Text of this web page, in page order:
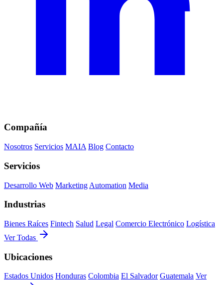
Compañía
Nosotros Servicios MAIA Blog Contacto
Servicios
Desarrollo Web Marketing Automation Media
Industrias
Bienes Raíces Fintech Salud Legal Comercio Electrónico Logística
Ver Todas
Ubicaciones
Estados Unidos Honduras Colombia El Salvador Guatemala Ver